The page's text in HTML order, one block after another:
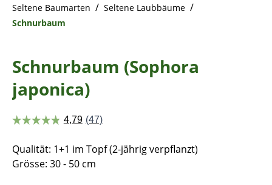
Seltene Baumarten / Seltene Laubbäume /
Schnurbaum
Schnurbaum (Sophora
japonica)
Qualität: 1+1 im Topf (2-jährig verpflanzt)
Grösse: 30 - 50 cm